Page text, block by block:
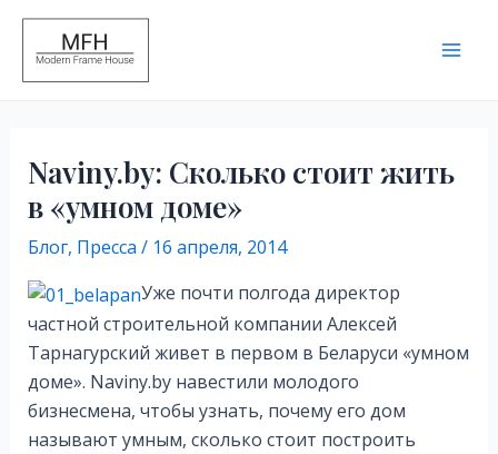
Перейти
содержимому
Naviny.by: Сколько стоит жить
в «умном доме»
Блог, Пресса / 16 апреля, 2014
Уже почти полгода директор
частной строительной компании Алексей
Тарнагурский живет в первом в Беларуси «умном
доме». Naviny.by навестили молодого
бизнесмена, чтобы узнать, почему его дом
называют умным, сколько стоит построить
Post
navigation